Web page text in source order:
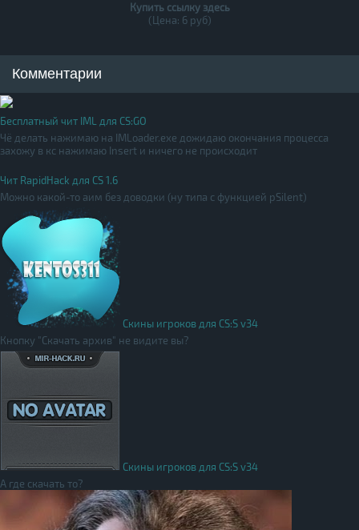
Купить ссылку здесь
(Цена: 6 руб)
Комментарии
Бесплатный чит IML для CS:GO
Чё делать нажимаю на IMLoader.exe дожидаю окончания процесса
захожу в кс нажимаю Insert и ничего не происходит
Чит RapidHack для CS 1.6
Можно какой-то аим без доводки (ну типа с функцией pSilent)
Скины игроков для CS:S v34
Кнопку "Скачать архив" не видите вы?
Скины игроков для CS:S v34
А где скачать то?